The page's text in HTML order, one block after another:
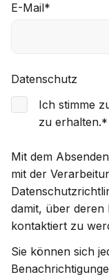
E-Mail*
Datenschutz
Ich stimme
zu erhalten.*
Mit dem
mit der
damit, über deren
kontaktiert zu
Sie können sich